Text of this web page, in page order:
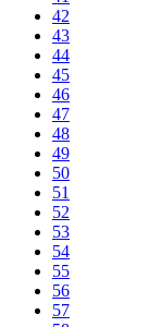
42
43
44
45
46
47
48
49
50
51
52
53
54
55
56
57